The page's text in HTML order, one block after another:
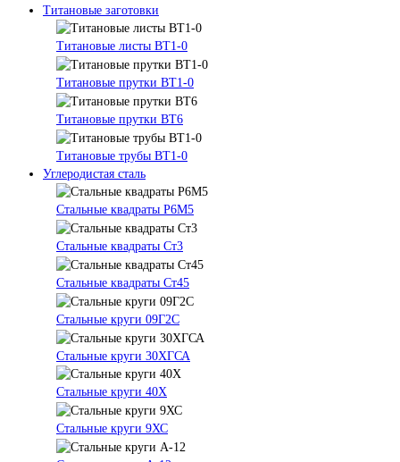
Титановые заготовки
Титановые листы ВТ1-0
Титановые прутки ВТ1-0
Титановые прутки ВТ6
Титановые трубы ВТ1-0
Углеродистая сталь
Стальные квадраты Р6М5
Стальные квадраты Ст3
Стальные квадраты Ст45
Стальные круги 09Г2С
Стальные круги 30ХГСА
Стальные круги 40Х
Стальные круги 9ХС